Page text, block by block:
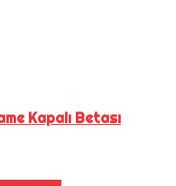
Kapalı Betası